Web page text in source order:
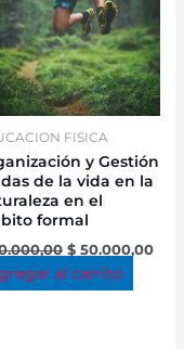
FISICA
y Gestión
de la vida en la
en el
formal
$ 50.000,00
al carrito